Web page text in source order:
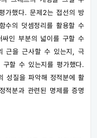
가했다. 문제2는 접선의 방
수의 덧셈정리를 활용할 수
인 부분의 넓이를 구할 수
근을 근사할 수 있는지, 극
할 수 있는지를 평가했다.
성질을 파악해 정적분에 활
적분과 관련된 명제를 증명